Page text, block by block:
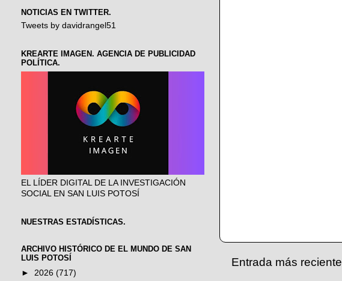
Entrada más reciente
NOTICIAS EN TWITTER.
Tweets by davidrangel51
KREARTE IMAGEN. AGENCIA DE PUBLICIDAD
POLÍTICA.
EL LÍDER DIGITAL DE LA INVESTIGACIÓN
SOCIAL EN SAN LUIS POTOSÍ
NUESTRAS ESTADÍSTICAS.
ARCHIVO HISTÓRICO DE EL MUNDO DE SAN
LUIS POTOSÍ
► 2026 (717)